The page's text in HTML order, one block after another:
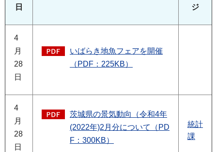
日
ジ
4
月
28
日
いばらき地魚フェアを開催
（PDF：225KB）
4
月
28
日
茨城県の景気動向（令和4年
(2022年)2月分について（PD
F：300KB）
統計
課